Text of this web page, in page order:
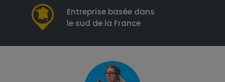
Entreprise basée dans
le sud de la France